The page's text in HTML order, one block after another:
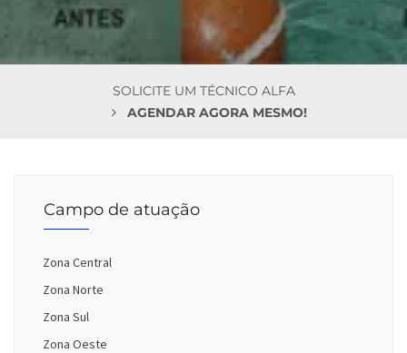
SOLICITE UM TÉCNICO ALFA
AGENDAR AGORA MESMO!
Campo de atuação
Zona Central
Zona Norte
Zona Sul
Zona Oeste